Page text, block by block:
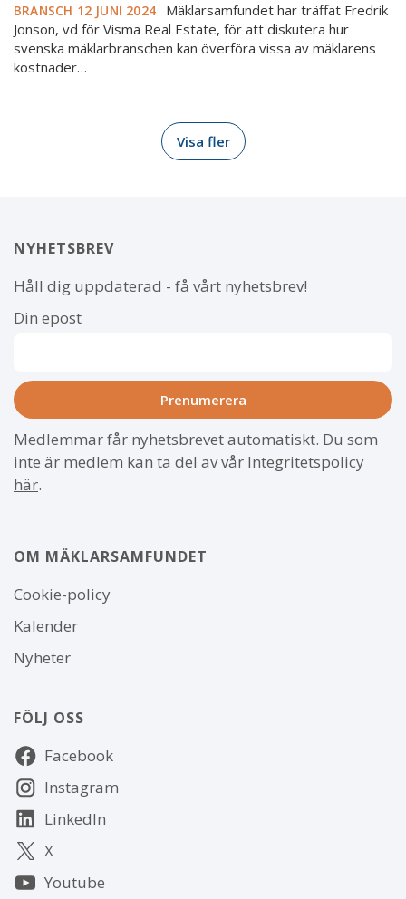
BRANSCH 12 JUNI 2024
Mäklarsamfundet har träffat Fredrik
Jonson, vd för Visma Real Estate, för att diskutera hur
svenska mäklarbranschen kan överföra vissa av mäklarens
kostnader…
Visa fler
NYHETSBREV
Håll dig uppdaterad - få vårt nyhetsbrev!
Din epost
Medlemmar får nyhetsbrevet automatiskt. Du som
inte är medlem kan ta del av vår Integritetspolicy
här.
OM MÄKLARSAMFUNDET
Om
webbplatsen
Cookie-policy
Kalender
Nyheter
FÖLJ OSS
Följ
oss Facebook
Instagram
LinkedIn
X
Youtube